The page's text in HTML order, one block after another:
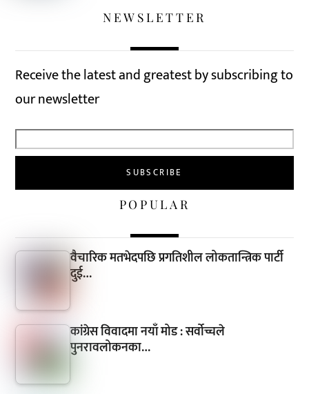
NEWSLETTER
Receive the latest and greatest by subscribing to
our newsletter
POPULAR
वैचारिक मतभेदपछि प्रगतिशील लोकतान्त्रिक पार्टी
दुई…
कांग्रेस विवादमा नयाँ मोड : सर्वोच्चले
पुनरावलोकनका…